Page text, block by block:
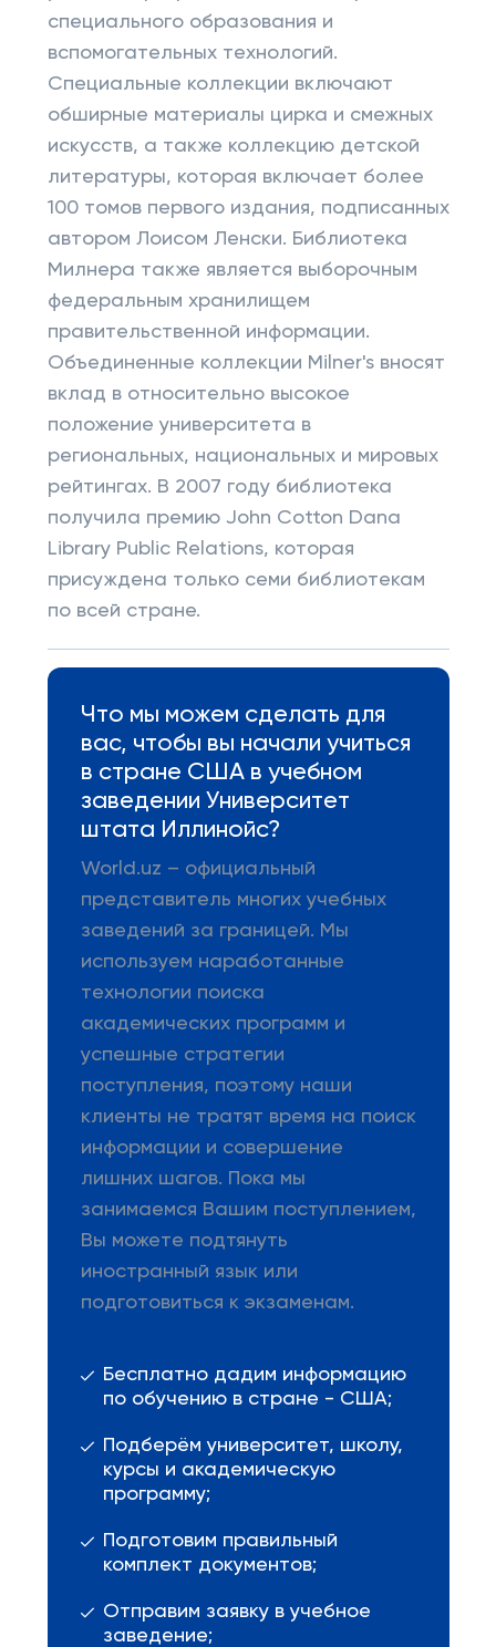
специального образования и
вспомогательных технологий.
Специальные коллекции включают
обширные материалы цирка и смежных
искусств, а также коллекцию детской
литературы, которая включает более
100 томов первого издания, подписанных
автором Лоисом Ленски. Библиотека
Милнера также является выборочным
федеральным хранилищем
правительственной информации.
Объединенные коллекции Milner's вносят
вклад в относительно высокое
положение университета в
региональных, национальных и мировых
рейтингах. В 2007 году библиотека
получила премию John Cotton Dana
Library Public Relations, которая
присуждена только семи библиотекам
по всей стране.
Что мы можем сделать для
вас, чтобы вы начали учиться
в стране США в учебном
заведении Университет
штата Иллинойс?
World.uz – официальный
представитель многих учебных
заведений за границей. Мы
используем наработанные
технологии поиска
академических программ и
успешные стратегии
поступления, поэтому наши
клиенты не тратят время на поиск
информации и совершение
лишних шагов. Пока мы
занимаемся Вашим поступлением,
Вы можете подтянуть
иностранный язык или
подготовиться к экзаменам.
Бесплатно дадим информацию
по обучению в стране - США;
Подберём университет, школу,
курсы и академическую
программу;
Подготовим правильный
комплект документов;
Отправим заявку в учебное
заведение;